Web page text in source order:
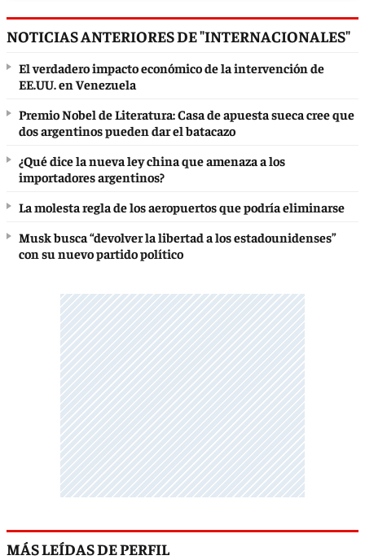
NOTICIAS ANTERIORES DE "INTERNACIONALES"
El verdadero impacto económico de la intervención de
EE.UU. en Venezuela
Premio Nobel de Literatura: Casa de apuesta sueca cree que
dos argentinos pueden dar el batacazo
¿Qué dice la nueva ley china que amenaza a los
importadores argentinos?
La molesta regla de los aeropuertos que podría eliminarse
Musk busca “devolver la libertad a los estadounidenses”
con su nuevo partido político
MÁS LEÍDAS DE PERFIL